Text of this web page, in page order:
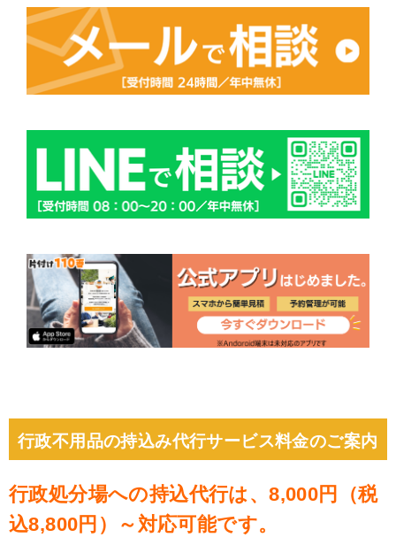
行政不用品の持込み代行サービス料金のご案内
行政処分場への持込代行は、8,000円（税
込8,800円）～対応可能です。